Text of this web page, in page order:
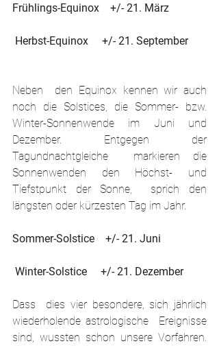
Frühlings-Equinox    +/- 21. März
Herbst-Equinox     +/- 21. September
Neben  den Equinox kennen wir auch
noch die Solstices, die Sommer- bzw.
Winter-Sonnenwende im Juni und
Dezember. Entgegen der
Tagundnachtgleiche  markieren die
Sonnenwenden den Höchst- und
Tiefstpunkt der Sonne,  sprich den
längsten oder kürzesten Tag im Jahr.
Sommer-Solstice    +/- 21. Juni
Winter-Solstice     +/- 21. Dezember
Dass  dies vier besondere, sich jährlich
wiederholende astrologische  Ereignisse
sind, wussten schon unsere Vorfahren.